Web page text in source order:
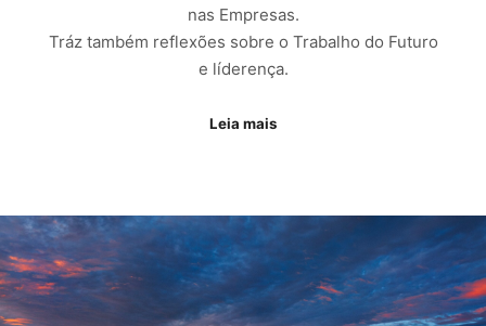
Leia mais
nas Empresas.
Tráz também reflexões sobre o Trabalho do Futuro
e líderença.
Leia mais